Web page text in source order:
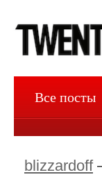
Все посты
blizzardoff